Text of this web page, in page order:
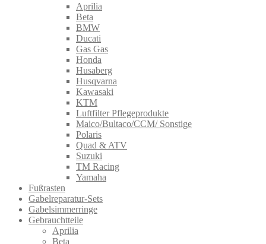
Aprilia
Beta
BMW
Ducati
Gas Gas
Honda
Husaberg
Husqvarna
Kawasaki
KTM
Luftfilter Pflegeprodukte
Maico/Bultaco/CCM/ Sonstige
Polaris
Quad & ATV
Suzuki
TM Racing
Yamaha
Fußrasten
Gabelreparatur-Sets
Gabelsimmerringe
Gebrauchtteile
Aprilia
Beta